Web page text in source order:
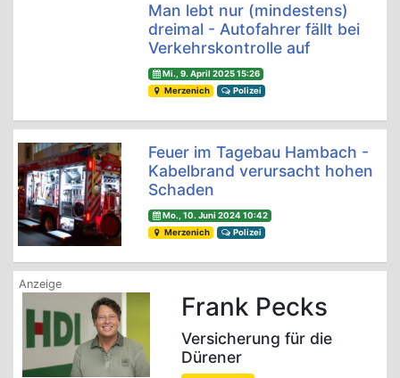
Man lebt nur (mindestens)
dreimal - Autofahrer fällt bei
Verkehrskontrolle auf
Mi., 9. April 2025 15:26
Merzenich
Polizei
Feuer im Tagebau Hambach -
Kabelbrand verursacht hohen
Schaden
Mo., 10. Juni 2024 10:42
Merzenich
Polizei
Frank Pecks
Versicherung für die
Dürener